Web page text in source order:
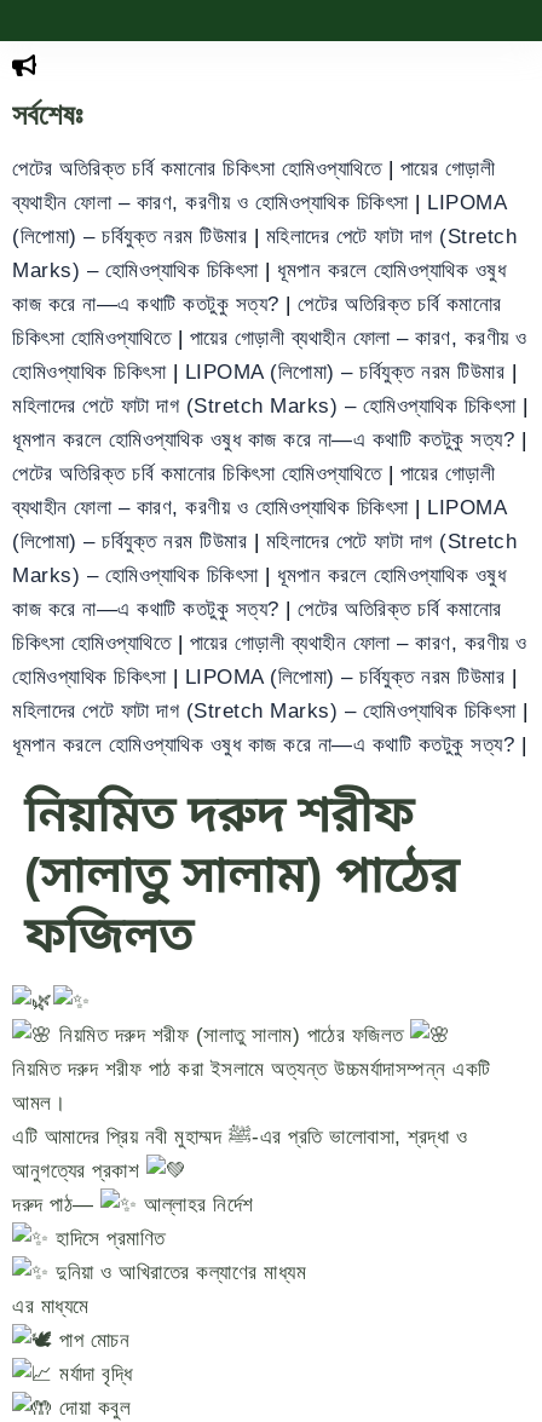
সর্বশেষঃ
পেটের অতিরিক্ত চর্বি কমানোর চিকিৎসা হোমিওপ্যাথিতে | পায়ের গোড়ালী
ব্যথাহীন ফোলা – কারণ, করণীয় ও হোমিওপ্যাথিক চিকিৎসা | LIPOMA
(লিপোমা) – চর্বিযুক্ত নরম টিউমার | মহিলাদের পেটে ফাটা দাগ (Stretch
Marks) – হোমিওপ্যাথিক চিকিৎসা | ধূমপান করলে হোমিওপ্যাথিক ওষুধ
কাজ করে না—এ কথাটি কতটুকু সত্য? | পেটের অতিরিক্ত চর্বি কমানোর
চিকিৎসা হোমিওপ্যাথিতে | পায়ের গোড়ালী ব্যথাহীন ফোলা – কারণ, করণীয় ও
হোমিওপ্যাথিক চিকিৎসা | LIPOMA (লিপোমা) – চর্বিযুক্ত নরম টিউমার |
মহিলাদের পেটে ফাটা দাগ (Stretch Marks) – হোমিওপ্যাথিক চিকিৎসা |
ধূমপান করলে হোমিওপ্যাথিক ওষুধ কাজ করে না—এ কথাটি কতটুকু সত্য? |
পেটের অতিরিক্ত চর্বি কমানোর চিকিৎসা হোমিওপ্যাথিতে | পায়ের গোড়ালী
ব্যথাহীন ফোলা – কারণ, করণীয় ও হোমিওপ্যাথিক চিকিৎসা | LIPOMA
(লিপোমা) – চর্বিযুক্ত নরম টিউমার | মহিলাদের পেটে ফাটা দাগ (Stretch
Marks) – হোমিওপ্যাথিক চিকিৎসা | ধূমপান করলে হোমিওপ্যাথিক ওষুধ
কাজ করে না—এ কথাটি কতটুকু সত্য? | পেটের অতিরিক্ত চর্বি কমানোর
চিকিৎসা হোমিওপ্যাথিতে | পায়ের গোড়ালী ব্যথাহীন ফোলা – কারণ, করণীয় ও
হোমিওপ্যাথিক চিকিৎসা | LIPOMA (লিপোমা) – চর্বিযুক্ত নরম টিউমার |
মহিলাদের পেটে ফাটা দাগ (Stretch Marks) – হোমিওপ্যাথিক চিকিৎসা |
ধূমপান করলে হোমিওপ্যাথিক ওষুধ কাজ করে না—এ কথাটি কতটুকু সত্য? |
নিয়মিত দরুদ শরীফ
(সালাতু সালাম) পাঠের
ফজিলত
নিয়মিত দরুদ শরীফ (সালাতু সালাম) পাঠের ফজিলত
নিয়মিত দরুদ শরীফ পাঠ করা ইসলামে অত্যন্ত উচ্চমর্যাদাসম্পন্ন একটি
আমল।
এটি আমাদের প্রিয় নবী মুহাম্মদ ﷺ-এর প্রতি ভালোবাসা, শ্রদ্ধা ও
আনুগত্যের প্রকাশ
দরুদ পাঠ—
আল্লাহর নির্দেশ
হাদিসে প্রমাণিত
দুনিয়া ও আখিরাতের কল্যাণের মাধ্যম
এর মাধ্যমে
পাপ মোচন
মর্যাদা বৃদ্ধি
দোয়া কবুল